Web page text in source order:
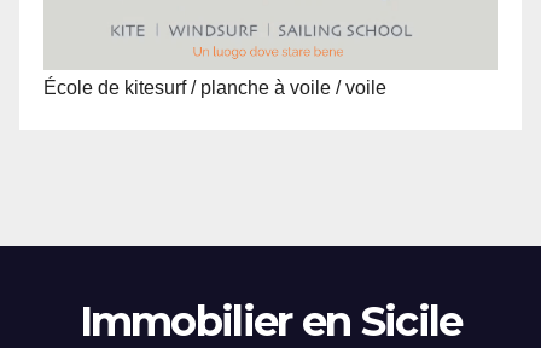
École de kitesurf / planche à voile / voile
Immobilier en Sicile